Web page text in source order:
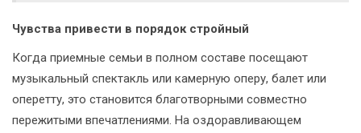
Чувства привести в порядок стройный
Когда приемные семьи в полном составе посещают
музыкальный спектакль или камерную оперу, балет или
оперетту, это становится благотворными совместно
пережитыми впечатлениями. На оздоравливающем